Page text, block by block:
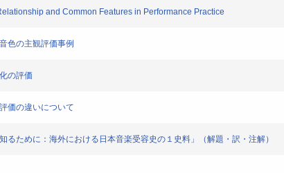
and Common Features in Performance Practice
色の主観評価事例
の評価
価の違いについて
ために：海外における日本音楽受容史の１史料」（解題・訳・注解）